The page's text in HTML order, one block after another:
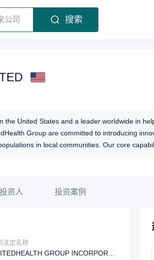
搜索
United States and a leader worldwide in
Group are committed to introducing
in local communities. Our core
投资人 投资案例
法定名称